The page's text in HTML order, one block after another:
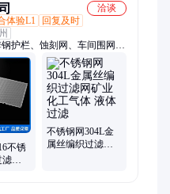
洽谈
体验L1
回复及时
护栏、蚀刻网、车间围网、
护栏、高速护栏、市政护
、不锈钢电焊网、压花网、
网、建筑网片、钢格栅、河
不锈
网
不锈钢网304L金
属丝编织过滤网